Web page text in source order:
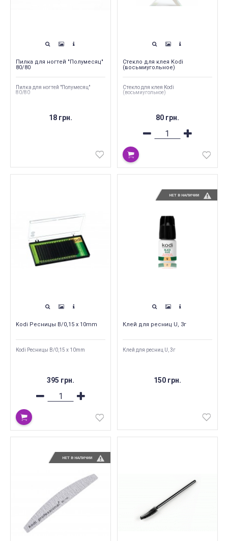
Пилка для ногтей "Полумесяц"
80/80
Пилка для ногтей "Полумесяц"
80/80
18 грн.
Стекло для клея Kodi
(восьмиугольное)
Стекло для клея Kodi
(восьмиугольное)
80 грн.
Kodi Ресницы B/0,15 x 10mm
Kodi Ресницы B/0,15 x 10mm
395 грн.
НЕТ В НАЛИЧИИ
Клей для ресниц U, 3г
Клей для ресниц U, 3г
150 грн.
НЕТ В НАЛИЧИИ